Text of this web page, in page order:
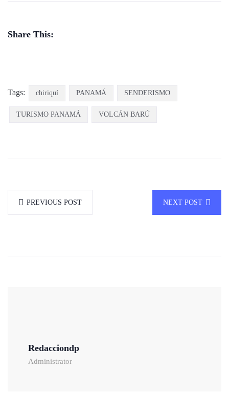
Share This:
Tags: chiriquí PANAMÁ SENDERISMO
TURISMO PANAMÁ VOLCÁN BARÚ
PREVIOUS POST NEXT POST
Redacciondp
Administrator